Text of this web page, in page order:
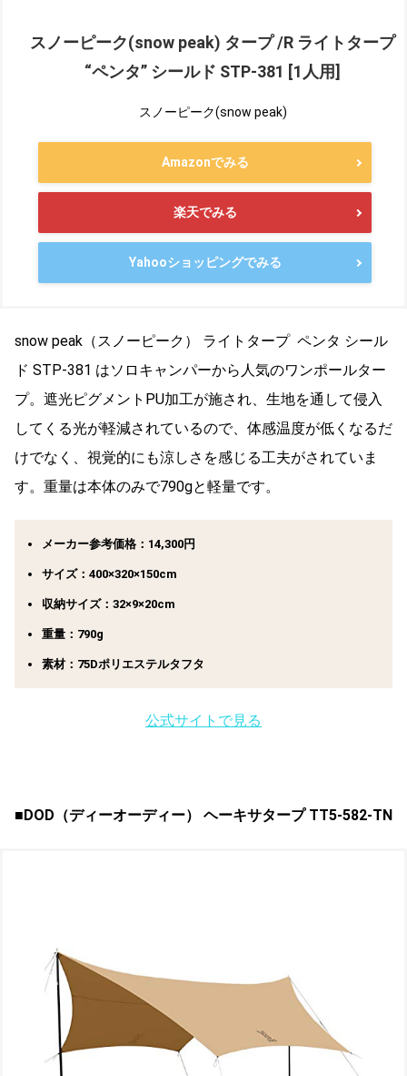
スノーピーク(snow peak) タープ /R ライトタープ
“ペンタ” シールド STP-381 [1人用]
スノーピーク(snow peak)
Amazonでみる
楽天でみる
Yahooショッピングでみる
snow peak（スノーピーク） ライトタープ ペンタ シール
ド STP-381 はソロキャンパーから人気のワンポールター
プ。遮光ピグメントPU加工が施され、生地を通して侵入
してくる光が軽減されているので、体感温度が低くなるだ
けでなく、視覚的にも涼しさを感じる工夫がされていま
す。重量は本体のみで790gと軽量です。
メーカー参考価格：14,300円
サイズ：400×320×150cm
収納サイズ：32×9×20cm
重量：790g
素材：75Dポリエステルタフタ
公式サイトで見る
■DOD（ディーオーディー） ヘーキサタープ TT5-582-TN